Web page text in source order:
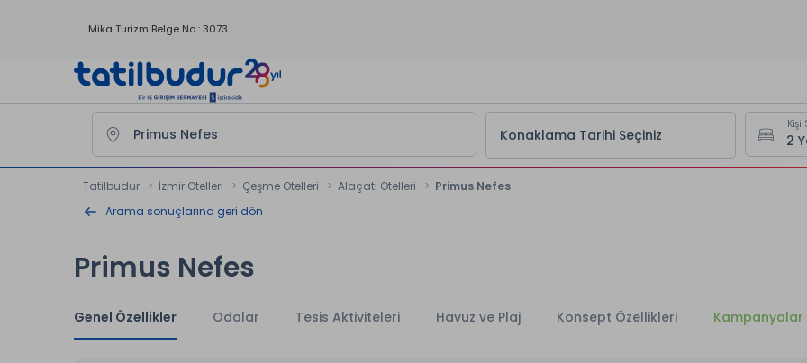
Mika Turizm Belge No : 3073
Konaklama Tarihi Seçiniz
Kişi
Tatilbudur İzmir Otelleri Çeşme Otelleri Alaçatı Otelleri
Primus Nefes
Arama sonuçlarına geri dön
Primus Nefes
Genel Özellikler Odalar Tesis Aktiviteleri Havuz ve Plaj Konsept Özellikleri Kampanyalar